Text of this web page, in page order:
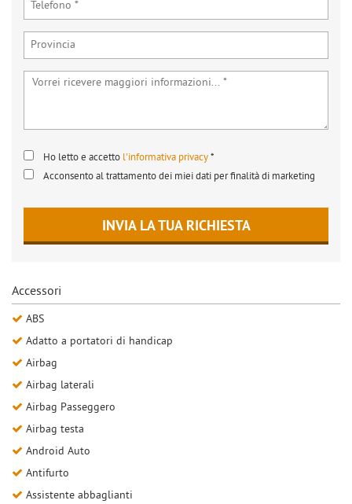
Ho letto e accetto l'informativa privacy*
Acconsento al trattamento dei miei dati per finalità di marketing
INVIA LA TUA RICHIESTA
Accessori
ABS
Adatto a portatori di handicap
Airbag
Airbag laterali
Airbag Passeggero
Airbag testa
Android Auto
Antifurto
Assistente abbaglianti